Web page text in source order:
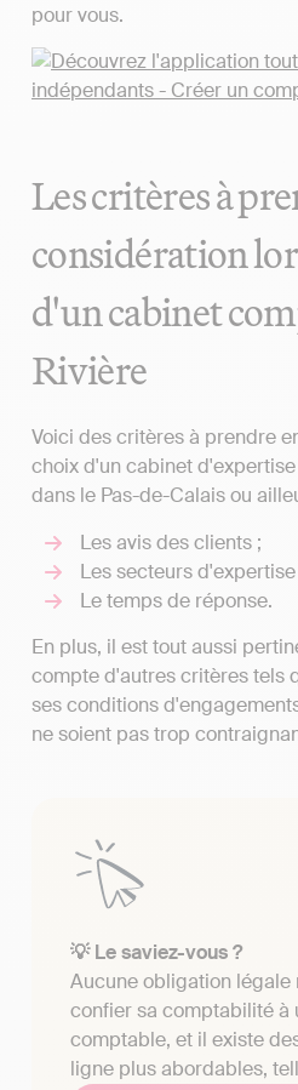
pour vous.
Les critères à
considération
d'un cabinet
Rivière
Voici des critères à prendre
choix d'un cabinet
dans le Pas-de-Calais ou
Les avis des clients ;
Les secteurs d'expertise
Le temps de réponse.
En plus, il est tout aussi
compte d'autres critères tels
ses conditions
ne soient pas trop
💡 Le saviez-vous ?
Aucune obligation légale
confier sa comptabilité à
comptable, et il existe
ligne plus abordables,